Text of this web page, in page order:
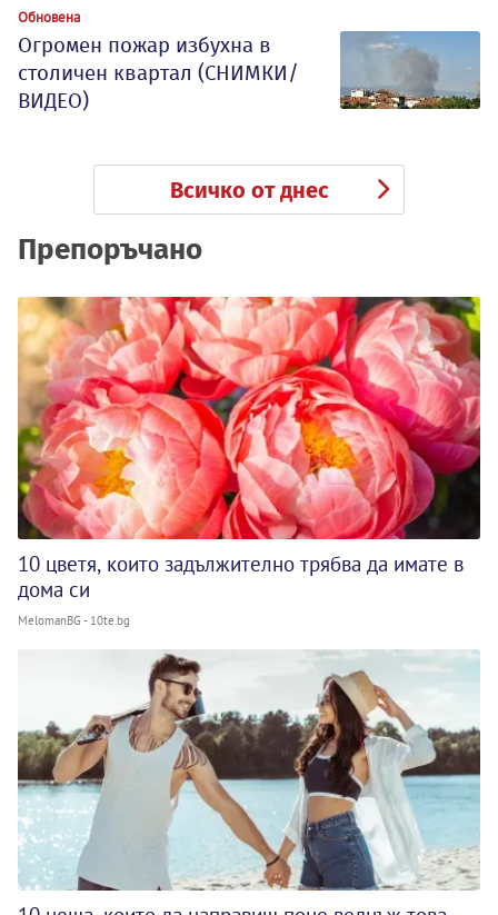
Обновена
Огромен пожар избухна в
столичен квартал (СНИМКИ/
ВИДЕО)
Всичко от днес
Препоръчано
10 цветя, които задължително трябва да имате в
дома си
MelomanBG - 10te.bg